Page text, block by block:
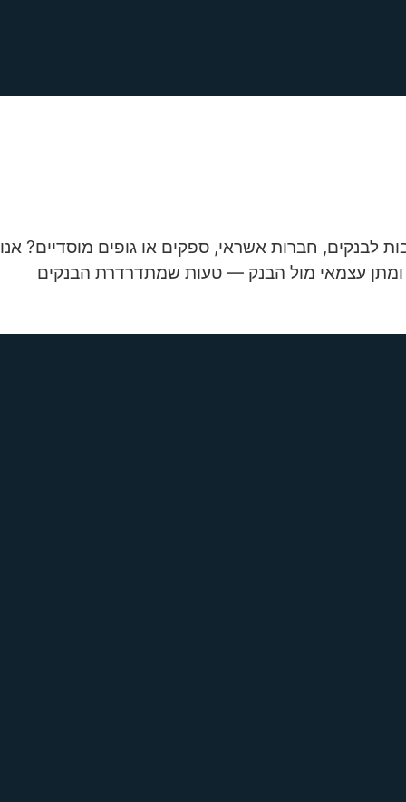
לבנקים, חברות אשראי, ספקים או גופים מוסדיים? אנו
4913 💬 וואטסאפ — ייעוץ ראשוני ⚠️ משא ומתן עצמאי מול הבנק — טעות שמתדרדרת הבנקים